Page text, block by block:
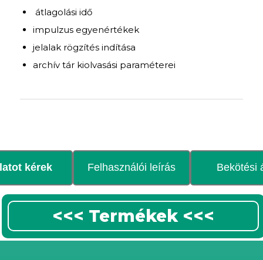
átlagolási idő
impulzus egyenértékek
jelalak rögzítés indítása
archív tár kiolvasási paraméterei
kérek Felhasználói leírás Bekötési
<<< Termékek <<<